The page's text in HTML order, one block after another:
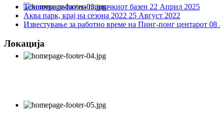
Технички зафат на пливачкиот базен 22 Април 2025
Аква парк, крај на сезона 2022 25 Август 2022
Известување за работно време на Пинг-понг центарот 08
Локација